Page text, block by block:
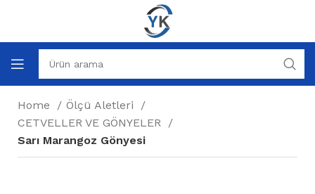
Home
Ölçü Aletleri
CETVELLER VE GÖNYELER
Sarı Marangoz Gönyesi